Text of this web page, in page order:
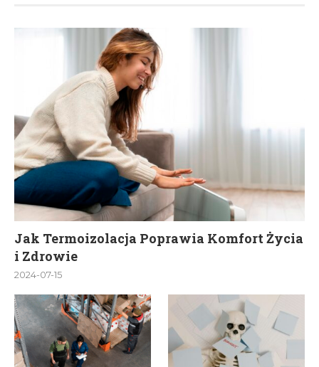
Jak Termoizolacja Poprawia Komfort Życia
i Zdrowie
2024-07-15